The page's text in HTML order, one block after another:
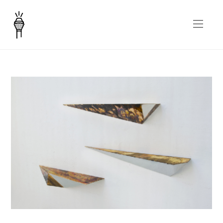
Metacristalli